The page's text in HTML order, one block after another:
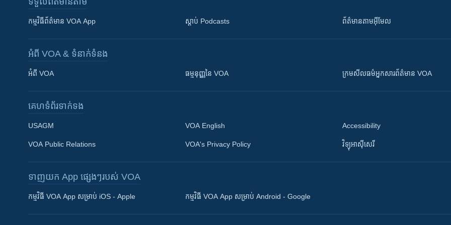
Khmer English
កម្មវិធី​ព័ត៌មាន VOA App ស្តាប់ Podcasts ព័ត៌មាន​តាម​អ៊ីមែល
អំពី​ VOA & ទំនាក់ទំនង
អំពី​ VOA ធម្មនុញ្ញ​នៃ VOA ក្រម​​​សីលធម៌​​​អ្នក​​​សារព័ត៌មាន VOA
គេហទំព័រ​​ទាក់ទង
USAGM
VOA Public Relations
VOA English
VOA's Privacy Policy
Accessibility
វិទ្យុ​អាស៊ី​សេរី
ទាញយក​ App ផ្សេងៗ​របស់​ VOA
កម្មវិធី​ VOA App សម្រាប់ iOS - Apple កម្មវិធី​ VOA App សម្រាប់ Android - Google